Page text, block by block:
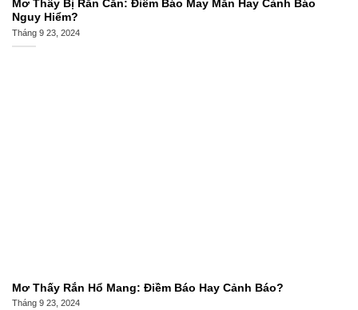
Mơ Thấy Bị Rắn Cắn: Điềm Báo May Mắn Hay Cảnh Báo
Nguy Hiểm?
Tháng 9 23, 2024
Mơ Thấy Rắn Hổ Mang: Điềm Báo Hay Cảnh Báo?
Tháng 9 23, 2024